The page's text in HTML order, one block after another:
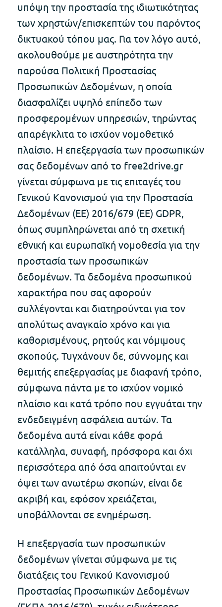
υπόψη την προστασία της ιδιωτικότητας
των χρηστών/επισκεπτών του παρόντος
δικτυακού τόπου μας. Για τον λόγο αυτό,
ακολουθούμε με αυστηρότητα την
παρούσα Πολιτική Προστασίας
Προσωπικών Δεδομένων, η οποία
διασφαλίζει υψηλό επίπεδο των
προσφερομένων υπηρεσιών, τηρώντας
απαρέγκλιτα το ισχύον νομοθετικό
πλαίσιο. Η επεξεργασία των προσωπικών
σας δεδομένων από το free2drive.gr
γίνεται σύμφωνα με τις επιταγές του
Γενικού Κανονισμού για την Προστασία
Δεδομένων (ΕΕ) 2016/679 (ΕΕ) GDPR,
όπως συμπληρώνεται από τη σχετική
εθνική και ευρωπαϊκή νομοθεσία για την
προστασία των προσωπικών
δεδομένων. Τα δεδομένα προσωπικού
χαρακτήρα που σας αφορούν
συλλέγονται και διατηρούνται για τον
απολύτως αναγκαίο χρόνο και για
καθορισμένους, ρητούς και νόμιμους
σκοπούς. Τυγχάνουν δε, σύννομης και
θεμιτής επεξεργασίας με διαφανή τρόπο,
σύμφωνα πάντα με το ισχύον νομικό
πλαίσιο και κατά τρόπο που εγγυάται την
ενδεδειγμένη ασφάλεια αυτών. Τα
δεδομένα αυτά είναι κάθε φορά
κατάλληλα, συναφή, πρόσφορα και όχι
περισσότερα από όσα απαιτούνται εν
όψει των ανωτέρω σκοπών, είναι δε
ακριβή και, εφόσον χρειάζεται,
υποβάλλονται σε ενημέρωση.
Η επεξεργασία των προσωπικών
δεδομένων γίνεται σύμφωνα με τις
διατάξεις του Γενικού Κανονισμού
Προστασίας Προσωπικών Δεδομένων